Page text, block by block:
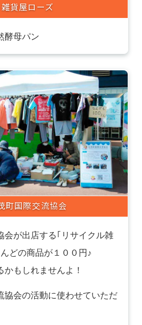
雑貨屋ローズ
酵母パン
町国際交流協会
会が出店する｢リサイクル雑
どの商品が１００円♪
もしれませんよ！
協会の活動に使わせていただ